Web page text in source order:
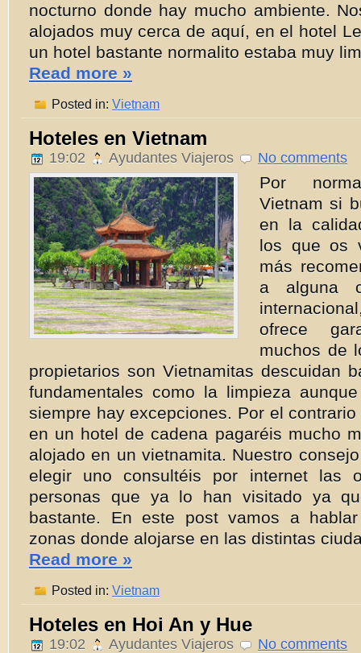
nocturno donde hay mucho ambiente.
alojados muy cerca de aquí, en el hotel
un hotel bastante normalito estaba muy
Read more »
Posted in: Vietnam
Hoteles en Vietnam
19:02 Ayudantes Viajeros No comments
Por
Vietnam si
en la
los que os
más
a alguna
ofrece
muchos de
propietarios son Vietnamitas descuidan
fundamentales como la limpieza
siempre hay excepciones. Por el
en un hotel de cadena pagaréis mucho
alojado en un vietnamita. Nuestro
elegir uno consultéis por internet las
personas que ya lo han visitado ya
bastante. En este post vamos a
zonas donde alojarse en las distintas
Read more »
Posted in: Vietnam
Hoteles en Hoi An y Hue
19:02 Ayudantes Viajeros No comments